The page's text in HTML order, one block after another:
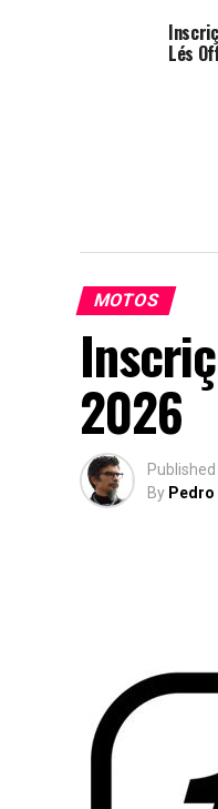
Lés
MOTOS
2026
Published
By